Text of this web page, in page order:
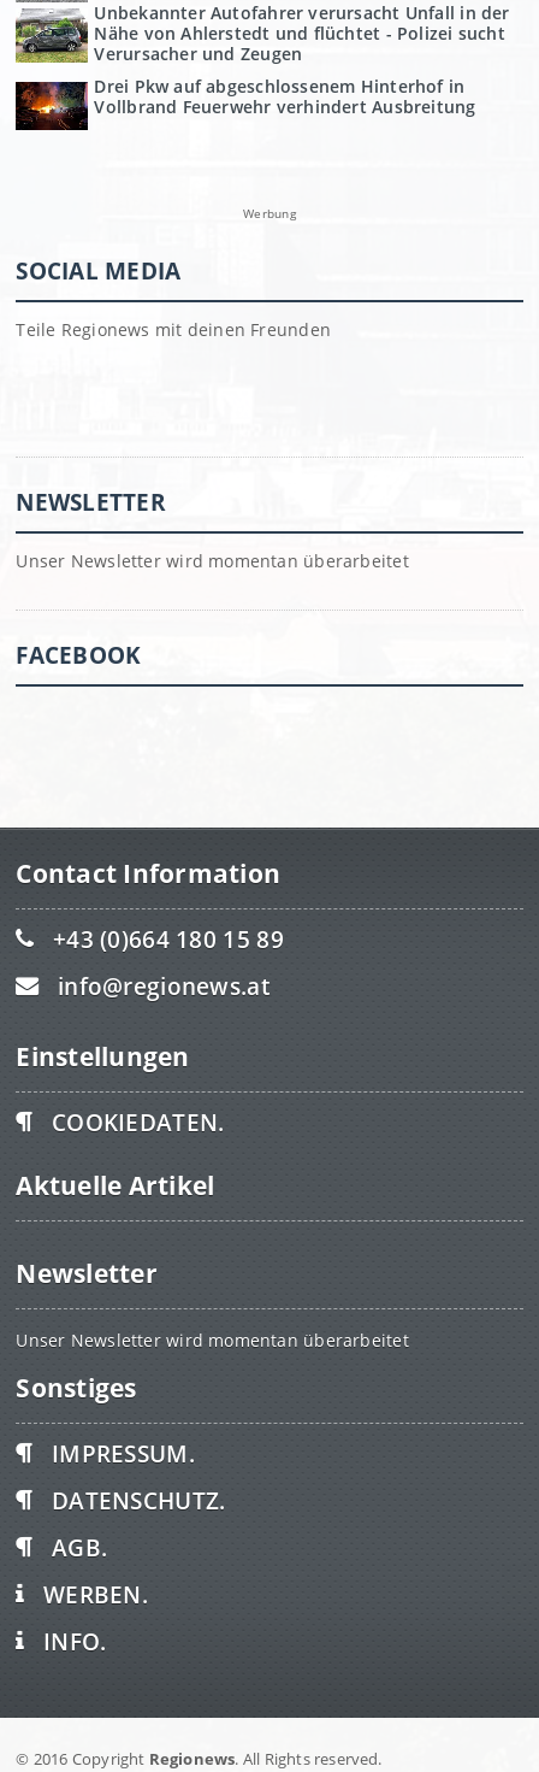
Unbekannter Autofahrer verursacht Unfall in der
Nähe von Ahlerstedt und flüchtet - Polizei sucht
Verursacher und Zeugen
Drei Pkw auf abgeschlossenem Hinterhof in
Vollbrand Feuerwehr verhindert Ausbreitung
Werbung
SOCIAL MEDIA
Teile Regionews mit deinen Freunden
NEWSLETTER
Unser Newsletter wird momentan überarbeitet
FACEBOOK
Contact Information
+43 (0)664 180 15 89
info@regionews.at
Einstellungen
COOKIEDATEN.
Aktuelle Artikel
Newsletter
Unser Newsletter wird momentan überarbeitet
Sonstiges
IMPRESSUM.
DATENSCHUTZ.
AGB.
WERBEN.
INFO.
© 2016 Copyright Regionews. All Rights reserved.